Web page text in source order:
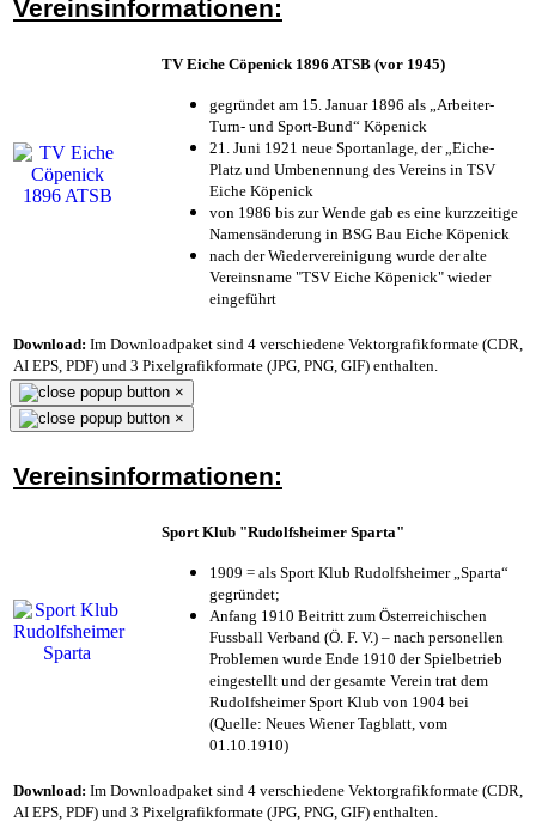
Vereinsinformationen:
TV Eiche Cöpenick 1896 ATSB (vor 1945)
gegründet am 15. Januar 1896 als „Arbeiter-
Turn- und Sport-Bund“ Köpenick
21. Juni 1921 neue Sportanlage, der „Eiche-
Platz und Umbenennung des Vereins in TSV
Eiche Köpenick
von 1986 bis zur Wende gab es eine kurzzeitige
Namensänderung in BSG Bau Eiche Köpenick
nach der Wiedervereinigung wurde der alte
Vereinsname "TSV Eiche Köpenick" wieder
eingeführt
Download: Im Downloadpaket sind 4 verschiedene Vektorgrafikformate (CDR,
AI EPS, PDF) und 3 Pixelgrafikformate (JPG, PNG, GIF) enthalten.
×
×
Vereinsinformationen:
Sport Klub "Rudolfsheimer Sparta"
1909 = als Sport Klub Rudolfsheimer „Sparta“
gegründet;
Anfang 1910 Beitritt zum Österreichischen
Fussball Verband (Ö. F. V.) – nach personellen
Problemen wurde Ende 1910 der Spielbetrieb
eingestellt und der gesamte Verein trat dem
Rudolfsheimer Sport Klub von 1904 bei
(Quelle: Neues Wiener Tagblatt, vom
01.10.1910)
Download: Im Downloadpaket sind 4 verschiedene Vektorgrafikformate (CDR,
AI EPS, PDF) und 3 Pixelgrafikformate (JPG, PNG, GIF) enthalten.